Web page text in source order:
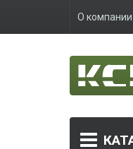
О компании